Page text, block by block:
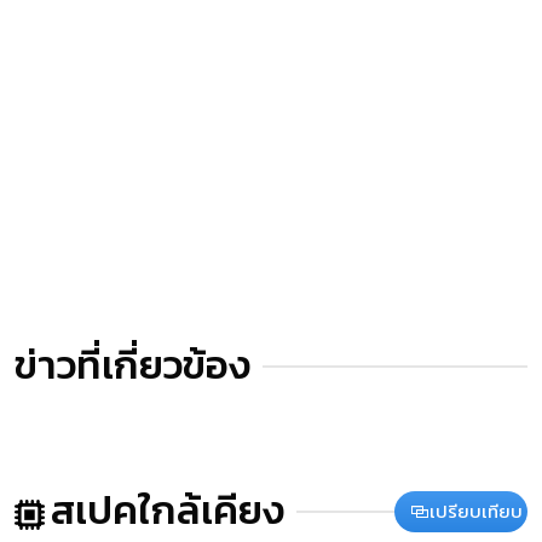
ข่าวที่เกี่ยวข้อง
สเปคใกล้เคียง เปรียบเทียบ